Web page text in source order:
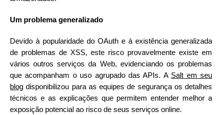
Um problema generalizado
Devido à popularidade do OAuth e à existência generalizada
de problemas de XSS, este risco provavelmente existe em
vários outros serviços da Web, evidenciando os problemas
que acompanham o uso agrupado das APIs. A Salt em seu
blog disponibilizou para as equipes de segurança os detalhes
técnicos e as explicações que permitem entender melhor a
exposição potencial ao risco de seus serviços online.